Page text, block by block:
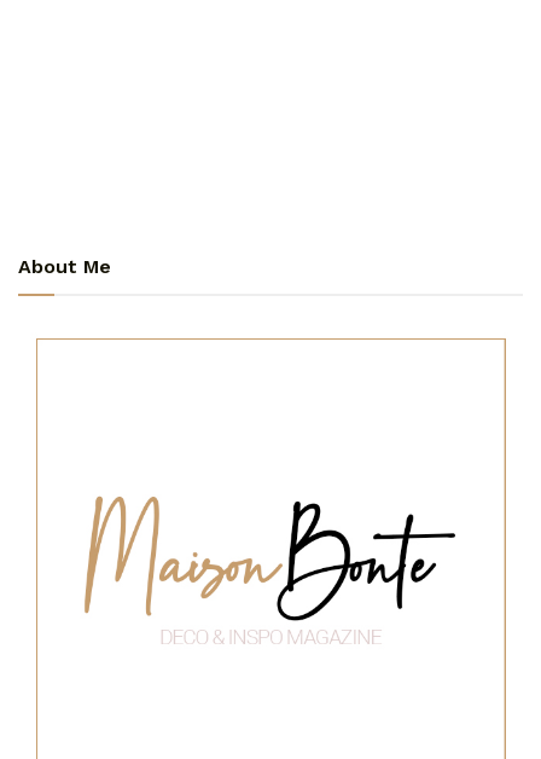
About Me